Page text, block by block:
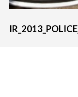
IR_2013_POLICE_